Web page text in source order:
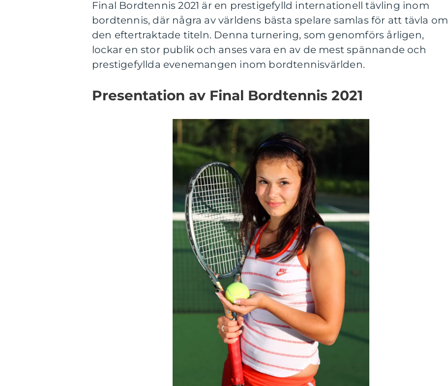
Final Bordtennis 2021 är en prestigefylld internationell tävling inom
bordtennis, där några av världens bästa spelare samlas för att tävla om
den eftertraktade titeln. Denna turnering, som genomförs årligen,
lockar en stor publik och anses vara en av de mest spännande och
prestigefyllda evenemangen inom bordtennisvärlden.
Presentation av Final Bordtennis 2021